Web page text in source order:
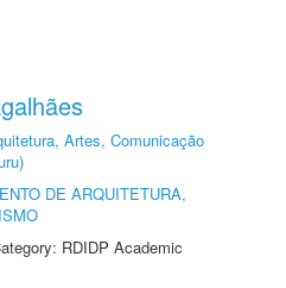
Artes, Comunicação
DE ARQUITETURA,
RDIDP Academic